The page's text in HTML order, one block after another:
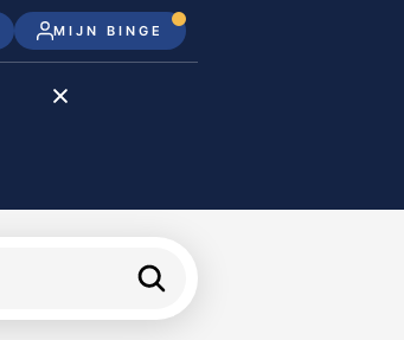
MIJN BINGE